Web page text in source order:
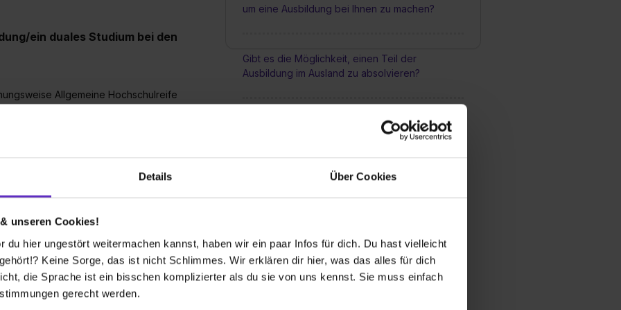
Details Über Cookies
unseren Cookies!
du hier ungestört weitermachen kannst, haben wir ein paar Infos für dich. Du hast vielleicht
Keine Sorge, das ist nicht Schlimmes. Wir erklären dir hier, was das alles für dich
die Sprache ist ein bisschen komplizierter als du sie von uns kennst. Sie muss einfach
gerecht werden.
um eine Ausbildung bei Ihnen zu machen?
Gibt es die Möglichkeit, einen Teil der
Ausbildung im Ausland zu absolvieren?
Wie groß sind die Chancen nach fertiger
Ausbildung bei Ihnen übernommen zu werden?
Energienetze aus?
(a*) Das ist uns auch wichtig
ein duales Studium bei den
Allgemeine Hochschulreife
fängt den Wurm bzw. hat die größeren
desto besser sind die Chancen dass die
4. Quartal des Vorjahres für eine
bei den Hamburger